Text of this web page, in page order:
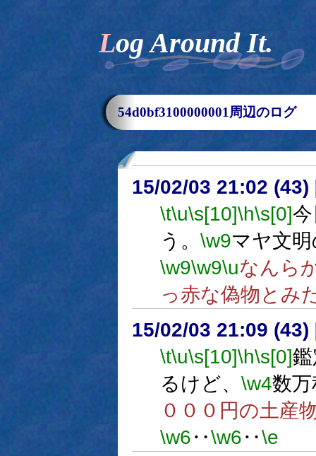
Log Around It.
54d0bf3100000001周辺のログ
15/02/03 21:02 (43)
\t\u\s[10]\h\s[0]
う。 \w9マヤ文
\w9\w9\uなんら
っ赤な偽物とみ
15/02/03 21:09 (43)
\t\u\s[10]\h\s[0]
るけど、 \w4数
０００円の土産
\w6‥\w6‥\e